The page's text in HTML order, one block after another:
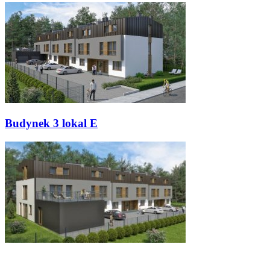
Budynek 3 lokal E